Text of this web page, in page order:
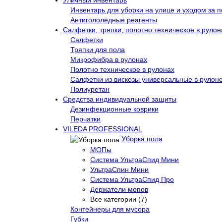
Инвентарь для уборки на улице и уходом за
Антигололёдные реагенты
Салфетки, тряпки, полотно техническое в
Салфетки
Тряпки для пола
Микрофибра в рулонах
Полотно техническое в рулонах
Салфетки из вискозы универсальные в
Полиуретан
Средства индивидуальной защиты
Дезинфекционные коврики
Перчатки
VILEDA PROFESSIONAL
Уборка пола
МОПы
Система УльтраСпид Мини
УльтраСпин Мини
Система УльтраСпид Про
Держатели мопов
Все категории (7)
Контейнеры для мусора
Губки